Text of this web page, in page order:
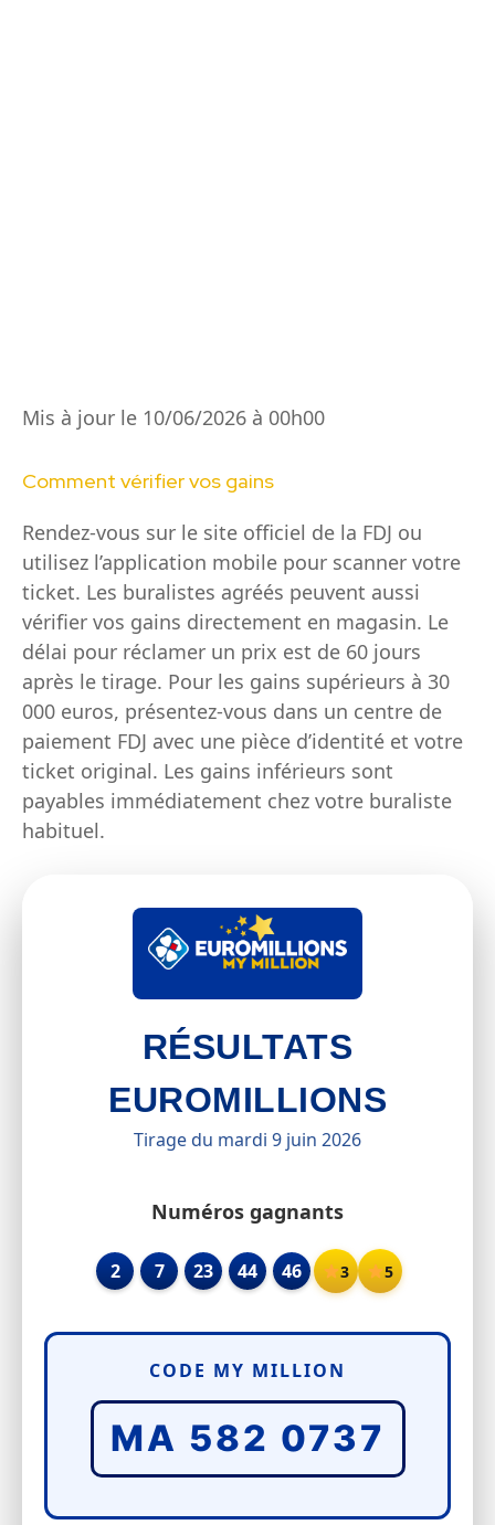
Mis à jour le 10/06/2026 à 00h00
Comment vérifier vos gains
Rendez-vous sur le site officiel de la FDJ ou
utilisez l’application mobile pour scanner votre
ticket. Les buralistes agréés peuvent aussi
vérifier vos gains directement en magasin. Le
délai pour réclamer un prix est de 60 jours
après le tirage. Pour les gains supérieurs à 30
000 euros, présentez-vous dans un centre de
paiement FDJ avec une pièce d’identité et votre
ticket original. Les gains inférieurs sont
payables immédiatement chez votre buraliste
habituel.
RÉSULTATS
EUROMILLIONS
Tirage du mardi 9 juin 2026
Numéros gagnants
2 7 23 44 46 3 5
CODE MY MILLION
MA 582 0737